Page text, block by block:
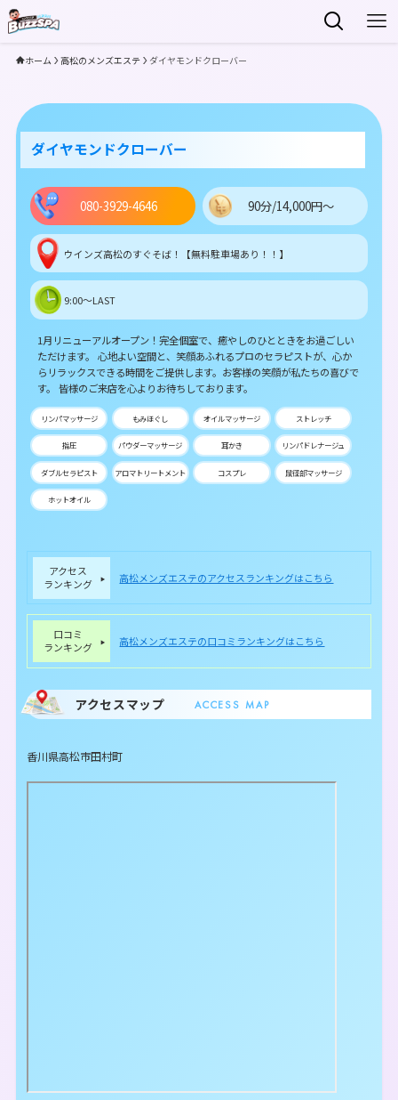
ホーム 高松のメンズエステ ダイヤモンドクローバー
ダイヤモンドクローバー
080-3929-4646 90分/14,000円～
ウインズ高松のすぐそば！【無料駐車場あり！！】
9:00～LAST
1月リニューアルオープン！完全個室で、癒やしのひとときをお過ごしい
ただけます。 心地よい空間と、笑顔あふれるプロのセラピストが、心か
らリラックスできる時間をご提供します。お客様の笑顔が私たちの喜びで
す。 皆様のご来店を心よりお待ちしております。
リンパマッサージ もみほぐし オイルマッサージ ストレッチ
指圧 パウダーマッサージ 耳かき リンパドレナージュ
ダブルセラピスト アロマトリートメント コスプレ 鼠径部マッサージ
ホットオイル
アクセス
ランキング
高松メンズエステのアクセスランキングはこちら
口コミ
ランキング
高松メンズエステの口コミランキングはこちら
アクセスマップ ACCESS MAP
香川県高松市田村町